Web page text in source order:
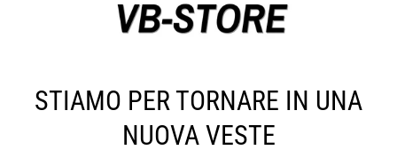
STIAMO PER TORNARE IN UNA
NUOVA VESTE